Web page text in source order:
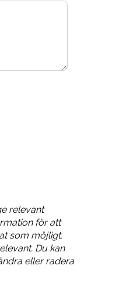
relevant
för att
som möjligt.
Du kan
eller radera